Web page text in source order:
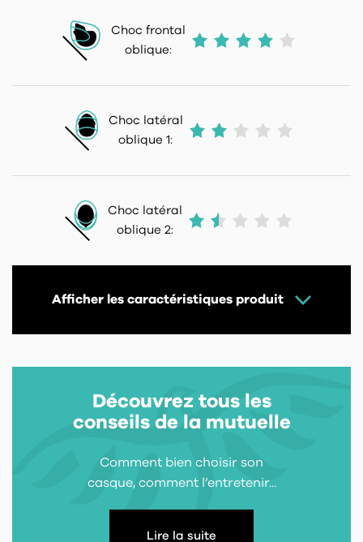
Choc frontal
oblique:
Choc latéral
oblique 1:
Choc latéral
oblique 2:
Afficher les caractéristiques produit
Découvrez tous les
conseils de la mutuelle
Comment bien choisir son
casque, comment l’entretenir...
Lire la suite